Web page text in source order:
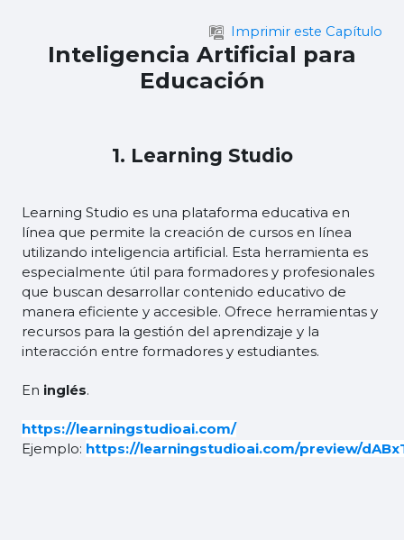
Imprimir este Capítulo
Inteligencia Artificial para
Educación
1. Learning Studio
Learning Studio es una plataforma educativa en
línea que permite la creación de cursos en línea
utilizando inteligencia artificial. Esta herramienta es
especialmente útil para formadores y profesionales
que buscan desarrollar contenido educativo de
manera eficiente y accesible. Ofrece herramientas y
recursos para la gestión del aprendizaje y la
interacción entre formadores y estudiantes.
En inglés.
https://learningstudioai.com/
Ejemplo: https://learningstudioai.com/preview/